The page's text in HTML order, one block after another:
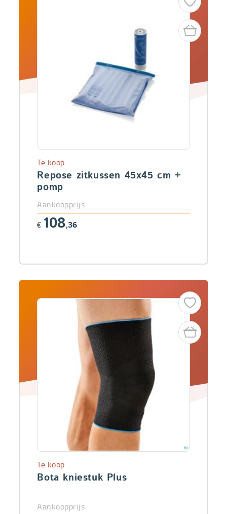
Repose zitkussen 45x45 cm +
pomp
Te koop
Aankoopprijs
€ 108,36
Bota kniestuk Plus
Te koop
Aankoopprijs